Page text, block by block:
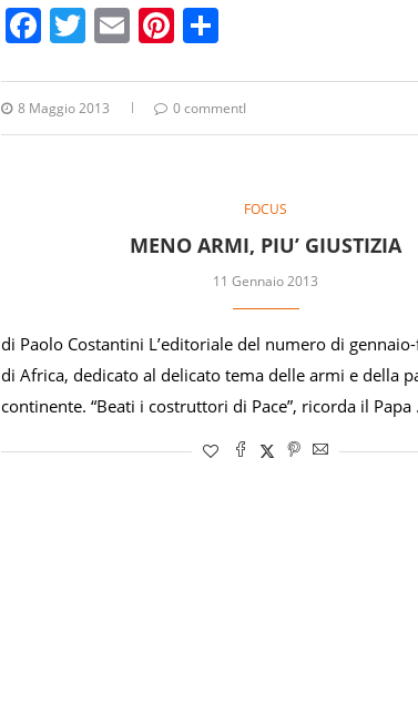
Facebook
Twitter
EmailPinterest
8 Maggio 2013 0 commentI
FOCUS
MENO ARMI, PIU’ GIUSTIZIA
11 Gennaio 2013
di Paolo Costantini L’editoriale del numero di
di Africa, dedicato al delicato tema delle armi e della
continente. “Beati i costruttori di Pace”, ricorda il Papa